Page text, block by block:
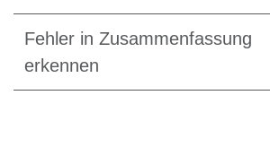
Fehler in Zusammenfassung
erkennen